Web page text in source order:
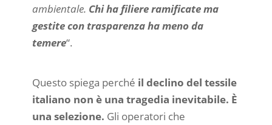
ambientale. Chi ha filiere ramificate ma
gestite con trasparenza ha meno da
temere“.
Questo spiega perché il declino del tessile
italiano non è una tragedia inevitabile. È
una selezione. Gli operatori che